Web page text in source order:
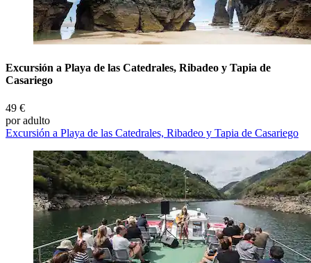
Excursión a Playa de las Catedrales, Ribadeo y Tapia de
Casariego
49 €
por adulto
Excursión a Playa de las Catedrales, Ribadeo y Tapia de Casariego